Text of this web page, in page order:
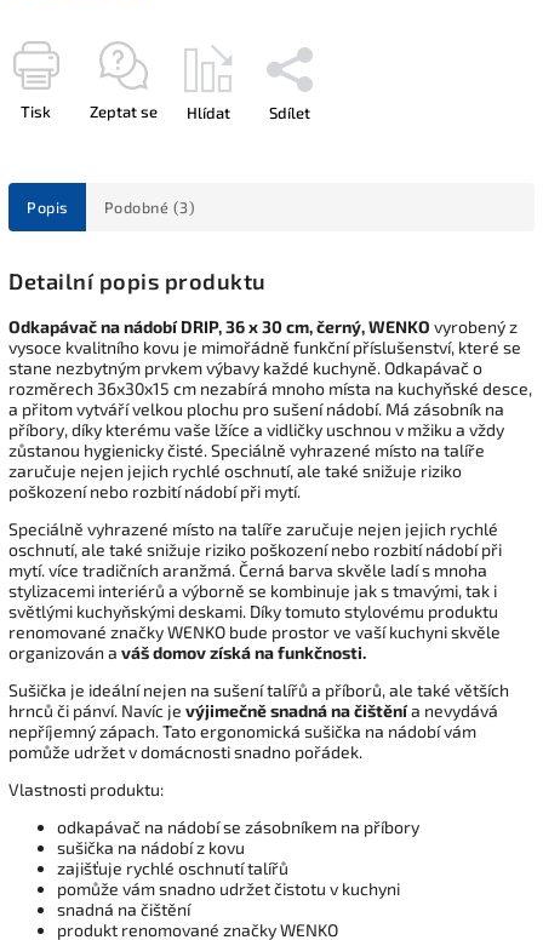
Tisk Zeptat se Hlídat Sdílet
Popis Podobné (3)
Detailní popis produktu
Odkapávač na nádobí DRIP, 36 x 30 cm, černý, WENKO vyrobený z
vysoce kvalitního kovu je mimořádně funkční příslušenství, které se
stane nezbytným prvkem výbavy každé kuchyně. Odkapávač o
rozměrech 36x30x15 cm nezabírá mnoho místa na kuchyňské desce,
a přitom vytváří velkou plochu pro sušení nádobí. Má zásobník na
příbory, díky kterému vaše lžíce a vidličky uschnou v mžiku a vždy
zůstanou hygienicky čisté. Speciálně vyhrazené místo na talíře
zaručuje nejen jejich rychlé oschnutí, ale také snižuje riziko
poškození nebo rozbití nádobí při mytí.
Speciálně vyhrazené místo na talíře zaručuje nejen jejich rychlé
oschnutí, ale také snižuje riziko poškození nebo rozbití nádobí při
mytí. více tradičních aranžmá. Černá barva skvěle ladí s mnoha
stylizacemi interiérů a výborně se kombinuje jak s tmavými, tak i
světlými kuchyňskými deskami. Díky tomuto stylovému produktu
renomované značky WENKO bude prostor ve vaší kuchyni skvěle
organizován a váš domov získá na funkčnosti.
Sušička je ideální nejen na sušení talířů a příborů, ale také větších
hrnců či pánví. Navíc je výjimečně snadná na čištěnía nevydává
nepříjemný zápach. Tato ergonomická sušička na nádobí vám
pomůže udržet v domácnosti snadno pořádek.
Vlastnosti produktu:
odkapávač na nádobí se zásobníkem na příbory
sušička na nádobí z kovu
zajišťuje rychlé oschnutí talířů
pomůže vám snadno udržet čistotu v kuchyni
snadná na čištění
produkt renomované značky WENKO